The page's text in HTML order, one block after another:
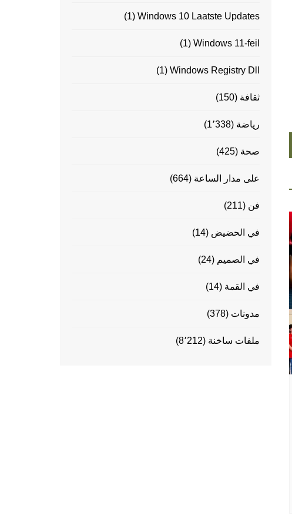
Windows 10 Laatste Updates
(1)
Windows 11-feil
(1)
Windows Registry Dll
(1)
ثقافة (150)
رياضة (1٬338)
صحة (425)
على مدار الساعة (664)
فن (211)
في الحضيض (14)
في الصميم (24)
في القمة (14)
مدونات (378)
ملفات ساخنة (8٬212)